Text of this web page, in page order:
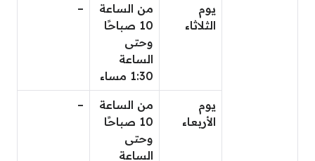
يوم
الثلاثاء
من الساعة
10 صباحًا
وحتى
الساعة
1:30 مساء
–
يوم
الأربعاء
من الساعة
10 صباحًا
وحتى
الساعة
–